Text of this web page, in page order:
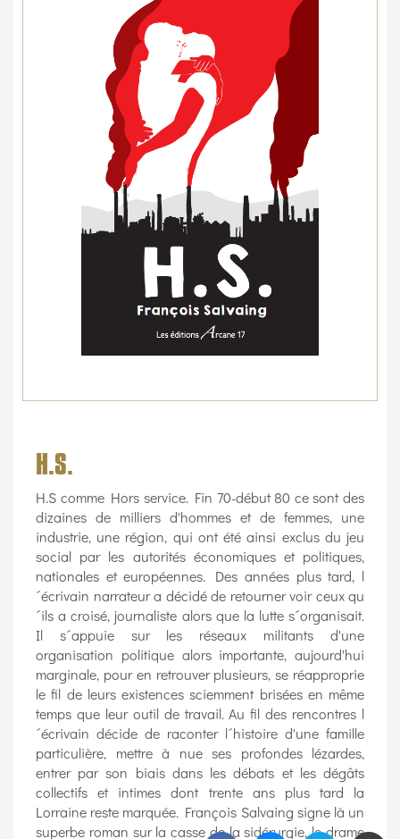
H.S.
H.S comme Hors service. Fin 70-début 80 ce sont des
dizaines de milliers d'hommes et de femmes, une
industrie, une région, qui ont été ainsi exclus du jeu
social par les autorités économiques et politiques,
nationales et européennes. Des années plus tard, l
´écrivain narrateur a décidé de retourner voir ceux qu
´ils a croisé, journaliste alors que la lutte s´organisait.
Il s´appuie sur les réseaux militants d'une
organisation politique alors importante, aujourd'hui
marginale, pour en retrouver plusieurs, se réapproprie
le fil de leurs existences sciemment brisées en même
temps que leur outil de travail. Au fil des rencontres l
´écrivain décide de raconter l´histoire d'une famille
particulière, mettre à nue ses profondes lézardes,
entrer par son biais dans les débats et les dégâts
collectifs et intimes dont trente ans plus tard la
Lorraine reste marquée. François Salvaing signe là un
superbe roman sur la casse de la sidérurgie, le drame